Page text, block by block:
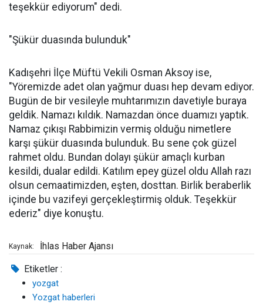
teşekkür ediyorum" dedi.
"Şükür duasında bulunduk"
Kadışehri İlçe Müftü Vekili Osman Aksoy ise,
"Yöremizde adet olan yağmur duası hep devam ediyor.
Bugün de bir vesileyle muhtarımızın davetiyle buraya
geldik. Namazı kıldık. Namazdan önce duamızı yaptık.
Namaz çıkışı Rabbimizin vermiş olduğu nimetlere
karşı şükür duasında bulunduk. Bu sene çok güzel
rahmet oldu. Bundan dolayı şükür amaçlı kurban
kesildi, dualar edildi. Katılım epey güzel oldu Allah razı
olsun cemaatimizden, eşten, dosttan. Birlik beraberlik
içinde bu vazifeyi gerçekleştirmiş olduk. Teşekkür
ederiz" diye konuştu.
Kaynak: İhlas Haber Ajansı
Etiketler :
yozgat
Yozgat haberleri